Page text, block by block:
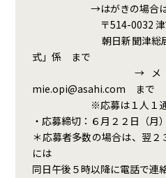
→はがきの場合は
〒514-0032 津市
朝日新聞津総局「高
式」係 まで
→メール
mie.opi@asahi.com まで
※応募は１人１通に
・応募締切：６月２２日（月
＊応募者多数の場合は、翌
には
同日午後５時以降に電話で連